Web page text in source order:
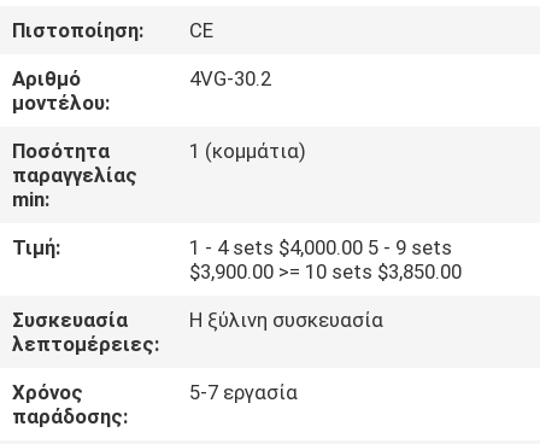
ΓΎΡΟΣ
ΕΡΓΟΣΤΑΣΊΩΝ
ΠΟΙΟΤΙΚΌΣ
ΈΛΕΓΧΟΣ
ΜΑΣ
ΣΕ
ΕΠΑΦΉ
ΜΕ
Πιστοποίηση:
CE
Αριθμό
μοντέλου:
4VG-30.2
Ποσότητα
παραγγελίας
min:
1 (κομμάτια)
Τιμή:
1 - 4 sets $4,000.00 5 - 9 sets
$3,900.00 >= 10 sets $3,850.00
Συσκευασία
λεπτομέρειες:
Η ξύλινη συσκευασία
Χρόνος
παράδοσης:
5-7 εργασία